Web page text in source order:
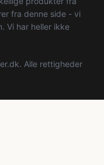
fra denne side - vi
Vi har heller ikke
Alle rettigheder